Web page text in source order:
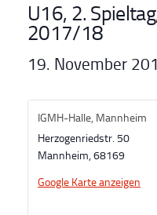
U16, 2.
2017/18
19. November
IGMH-Halle, Mannheim
Herzogenriedstr. 50
Mannheim,68169
Google Karte anzeigen